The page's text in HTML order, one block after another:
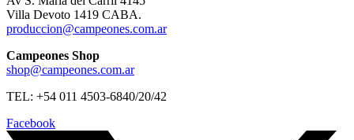
Villa Devoto 1419 CABA.
produccion@campeones.com.ar
Campeones Shop
shop@campeones.com.ar
TEL: +54 011 4503-6840/20/42
Facebook